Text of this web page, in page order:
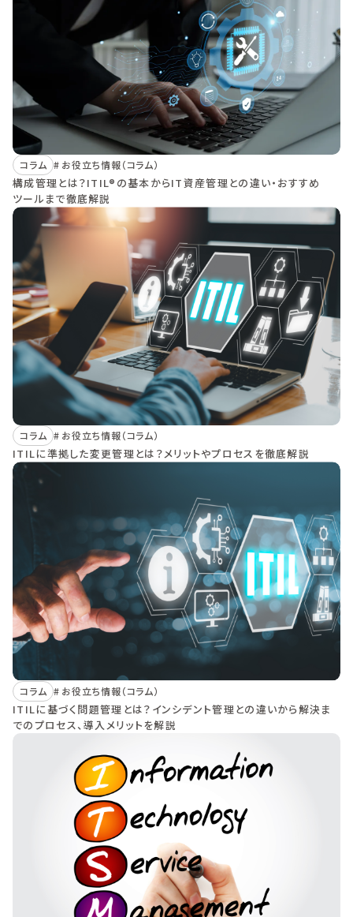
コラム お役立ち情報（コラム）
構成管理とは？ITIL®の基本からIT資産管理との違い・おすすめ
ツールまで徹底解説
コラム お役立ち情報（コラム）
ITILに準拠した変更管理とは？メリットやプロセスを徹底解説
コラム お役立ち情報（コラム）
ITILに基づく問題管理とは？インシデント管理との違いから解決ま
でのプロセス、導入メリットを解説